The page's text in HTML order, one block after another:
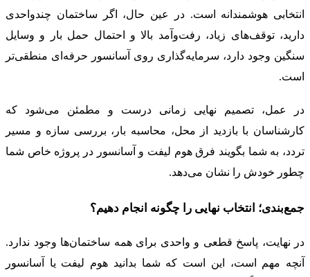
انتخابی هوشمندانه است. در عین حال، اگر ساختمان چندواحدی
دارید، توقف‌های زیاد، رفت‌وآمد بالا و احتمال حمل بار و وسایل
سنگین وجود دارد، سرمایه‌گذاری روی آسانسور حرفه‌ای منطقی‌تر
است.
در عمل، تصمیم نهایی زمانی درست و مطمئن می‌شود که
کارشناسان با بازدید از محل، محاسبه بار، بررسی سازه و مسیر
تردد، به شما بگویند فرق هوم لیفت و آسانسور در پروژه خاص شما
چطور خودش را نشان می‌دهد.
جمع‌بندی؛ انتخاب نهایی را چگونه انجام دهیم؟
در نهایت، پاسخ قطعی و واحدی برای همه ساختمان‌ها وجود ندارد.
آنچه مهم است، این است که شما بدانید هوم لیفت یا آسانسور